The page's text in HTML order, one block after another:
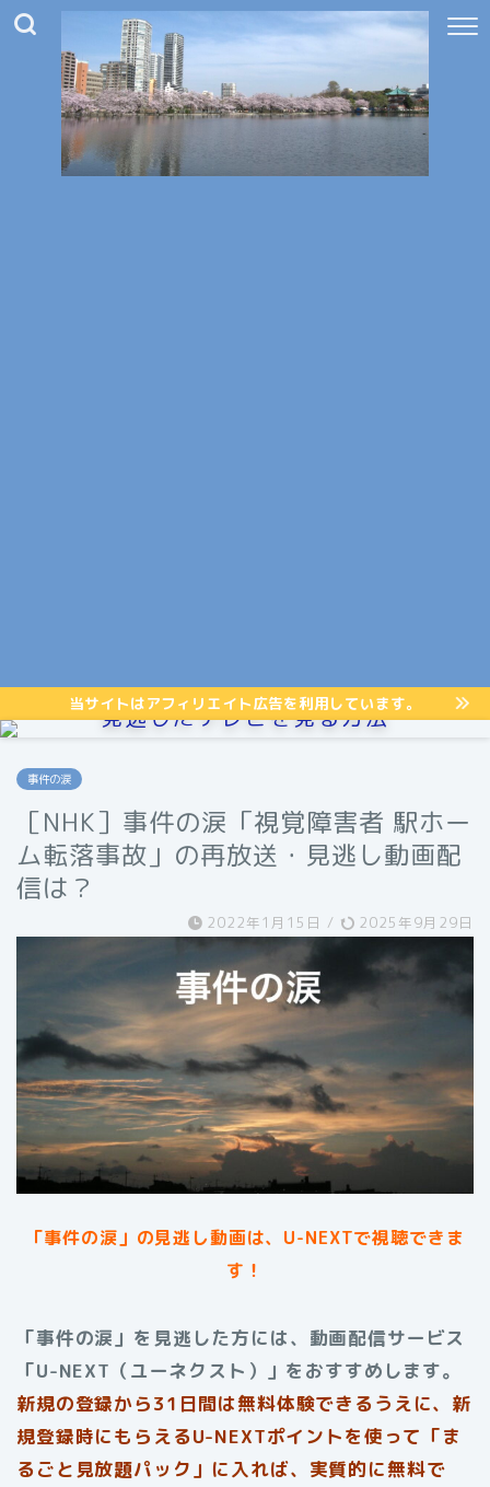
当サイトはアフィリエイト広告を利用しています。
見逃したテレビを見る方法
事件の涙
［NHK］事件の涙「視覚障害者 駅ホー
ム転落事故」の再放送・見逃し動画配
信は？
2022年1月15日 / 2025年9月29日
「事件の涙」の見逃し動画は、U-NEXTで視聴できま
す！
「事件の涙」を見逃した方には、動画配信サービス
「U-NEXT（ユーネクスト）」をおすすめします。
新規の登録から31日間は無料体験できるうえに、新
規登録時にもらえるU-NEXTポイントを使って「ま
るごと見放題パック」に入れば、実質的に無料で